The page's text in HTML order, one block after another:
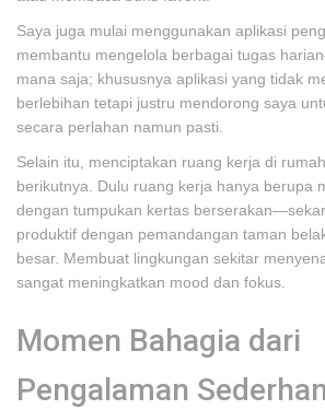
Saya juga mulai menggunakan aplikasi
membantu mengelola berbagai tugas
mana saja; khususnya aplikasi yang tidak
berlebihan tetapi justru mendorong saya
secara perlahan namun pasti.
Selain itu, menciptakan ruang kerja di
berikutnya. Dulu ruang kerja hanya berupa
dengan tumpukan kertas
produktif dengan pemandangan taman
besar. Membuat lingkungan sekitar
sangat meningkatkan mood dan fokus.
Momen Bahagia dari
Pengalaman